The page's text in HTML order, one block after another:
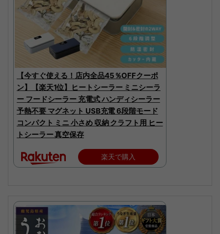
【今すぐ使える！店内全品45％OFFクーポ
ン】【楽天1位】ヒートシーラー ミニシーラ
ー フードシーラー 充電式 ハンディシーラー
予熱不要 マグネット USB充電 6段階モード
コンパクト ミニ 小さめ 収納 クラフト用 ヒー
トシーラー 真空保存
楽天で購入